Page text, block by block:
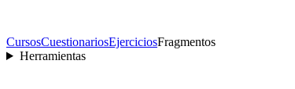
CursosCuestionariosEjerciciosFragmentos
Herramientas